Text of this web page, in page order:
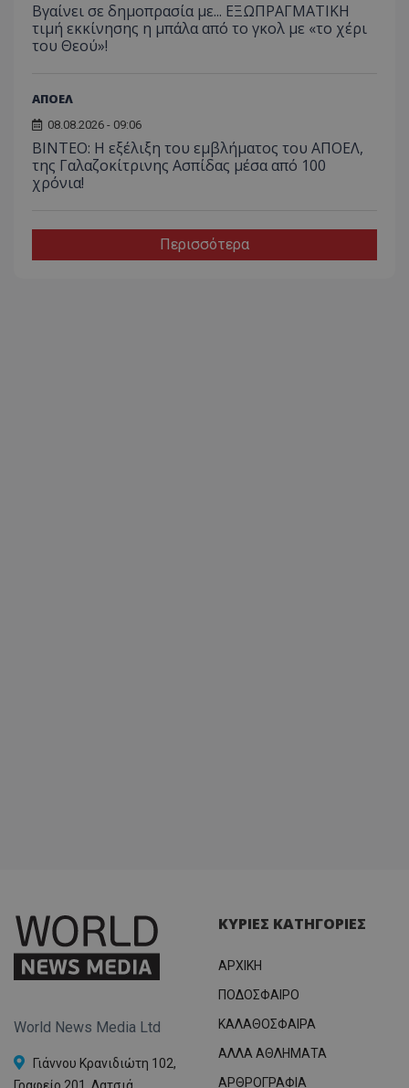
Βγαίνει σε δημοπρασία με... ΕΞΩΠΡΑΓΜΑΤΙΚΗ
τιμή εκκίνησης η μπάλα από το γκολ με «το χέρι
του Θεού»!
ΑΠΟΕΛ
08.08.2026 - 09:06
ΒΙΝΤΕΟ: Η εξέλιξη του εμβλήματος του ΑΠΟΕΛ,
της Γαλαζοκίτρινης Ασπίδας μέσα από 100
χρόνια!
Περισσότερα
World News Media Ltd
Γιάννου Κρανιδιώτη 102,
ΚΥΡΙΕΣ ΚΑΤΗΓΟΡΙΕΣ
ΑΡΧΙΚΗ
ΠΟΔΟΣΦΑΙΡΟ
ΚΑΛΑΘΟΣΦΑΙΡΑ
ΑΛΛΑ ΑΘΛΗΜΑΤΑ
ΑΡΘΡΟΓΡΑΦΙΑ